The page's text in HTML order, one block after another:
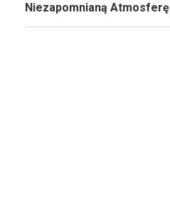
Niezapomnianą Atmosferę